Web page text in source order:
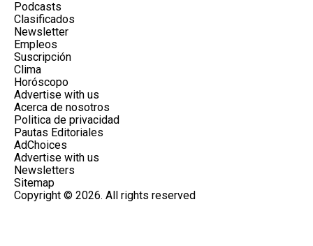
Podcasts
Clasificados
Newsletter
Empleos
Suscripción
Clima
Horóscopo
Advertise with us
Acerca de nosotros
Politica de privacidad
Pautas Editoriales
AdChoices
Advertise with us
Newsletters
Sitemap
Copyright © 2026. All rights reserved